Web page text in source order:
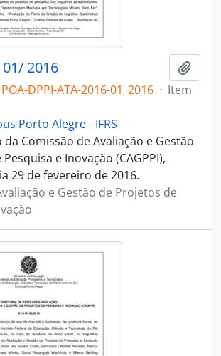
2016
POA-DPPI-ATA-2016-01_2016 · Item
Porto Alegre - IFRS
Comissão de Avaliação e Gestão
e Inovação (CAGPPI),
29 de fevereiro de 2016.
e Gestão de Projetos de